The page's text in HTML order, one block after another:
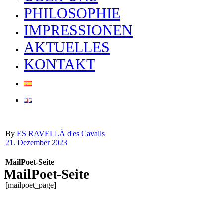
PHILOSOPHIE
IMPRESSIONEN
AKTUELLES
KONTAKT
MailPoet-Seite
By ES RAVELLÀ d'es Cavalls
21. Dezember 2023
MailPoet-Seite
[mailpoet_page]